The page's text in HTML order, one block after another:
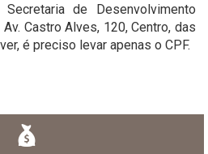
de Desenvolvimento
Castro Alves, 120, Centro, das
é preciso levar apenas o CPF.